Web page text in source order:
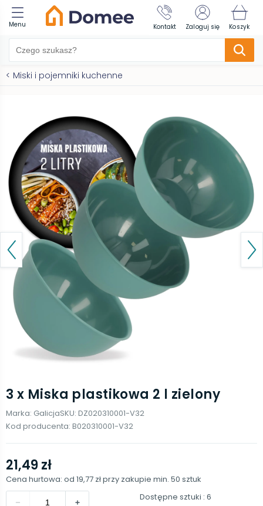
Menu Kontakt Zaloguj się Koszyk
< Miski i pojemniki kuchenne
3 x Miska plastikowa 2 l zielony
Marka: GalicjaSKU: DZ020310001-V32
Kod producenta: B020310001-V32
21,49 zł
Cena hurtowa: od 19,77 złprzy zakupie min. 50 sztuk
Dostępne sztuki : 6